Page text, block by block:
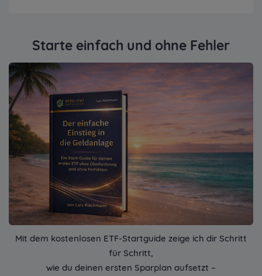
Starte einfach und ohne Fehler
Mit dem kostenlosen ETF-Startguide zeige ich dir Schritt
für Schritt,
wie du deinen ersten Sparplan aufsetzt –